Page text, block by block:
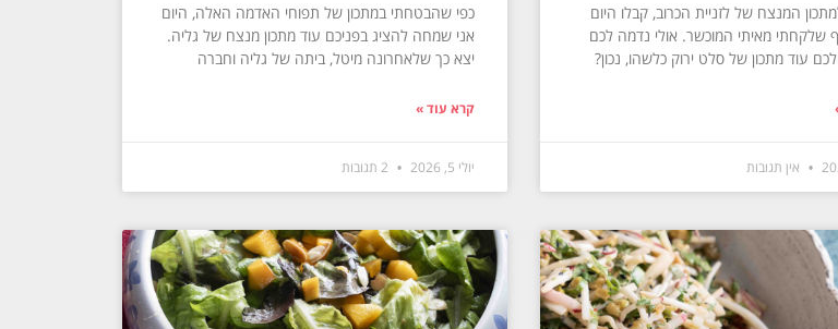
המנצח של לזניית הכרוב, קבלו היום
שלקחתי מאיתי המוכשר. אולי נדמה לכם
עוד מתכון של סלט ירוק כלשהו, נכון?
אין תגובות
כפי שהבטחתי במתכון של תפוחי האדמה האלה, היום
אני שמחה להציג בפניכם עוד מתכון מנצח של גליה.
יצא כך שלאחרונה מיטל, ביתה של גליה וחברה
קרא עוד »
יולי 5, 2026